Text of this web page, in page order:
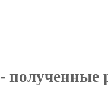
- полученные